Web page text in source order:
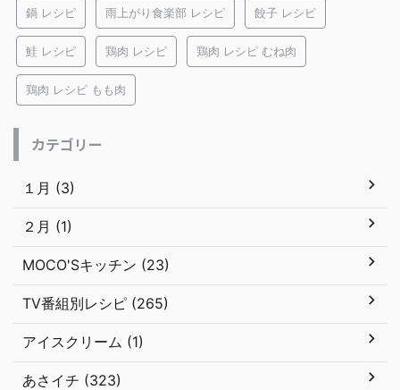
鍋 レシピ 雨上がり食楽部 レシピ 餃子 レシピ
鮭 レシピ 鶏肉 レシピ 鶏肉 レシピ むね肉
鶏肉 レシピ もも肉
カテゴリー
１月 (3)
２月 (1)
MOCO'Sキッチン (23)
TV番組別レシピ (265)
アイスクリーム (1)
あさイチ (323)